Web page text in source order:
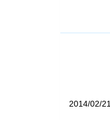
2014/02/21